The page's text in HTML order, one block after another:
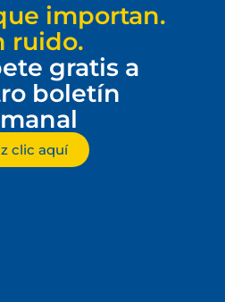
importan.
ruido.
gratis a
boletín
clic aquí